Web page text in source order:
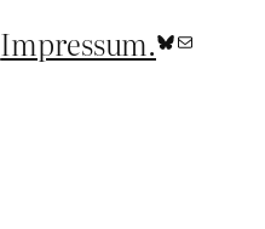
Impressum.Bluesky
E-Mail